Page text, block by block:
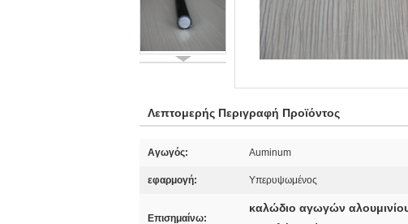
Λεπτομερής Περιγραφή Προϊόντος
Αγωγός: Auminum
εφαρμογή: Υπερυψωμένος
Επισημαίνω:
καλώδιο αγωγών